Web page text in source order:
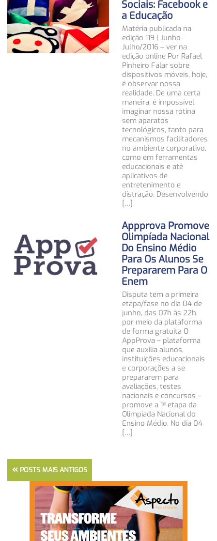
Sociais: Facebook e
a Educação
Matéria publicada na
edição 119 | Junho-
Julho/2016 – ver na
edição online Por Rafael
Pinheiro Falar sobre
dispositivos móveis, hoje,
é observar nossa
realidade. De uma certa
maneira, é impossível
imaginar nossa rotina
sem aparatos
tecnológicos, tanto para
mecanismos facilitadores
no ambiente corporativo,
como em ferramentas
educacionais e até
aplicativos de
entretenimento e
distração. Desenvolvendo
[…]
Appprova Promove
Olimpíada Nacional
Do Ensino Médio
Para Os Alunos Se
Prepararem Para O
Enem
Disputa tem a primeira
etapa/fase no dia 04 de
junho, das 07h às 22h,
por meio da plataforma
de forma gratuita O
AppProva – plataforma
que auxilia alunos,
instituições educacionais
e corporações a se
prepararem para
avaliações, testes
nacionais e concursos –
promove a 1ª etapa da
Olimpíada Nacional do
Ensino Médio. No dia 04
[…]
POSTS MAIS ANTIGOS